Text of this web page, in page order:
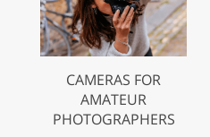
CAMERAS FOR
AMATEUR
PHOTOGRAPHERS